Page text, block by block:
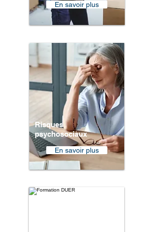
En savoir plus
Risques
psychosociaux
En savoir plus